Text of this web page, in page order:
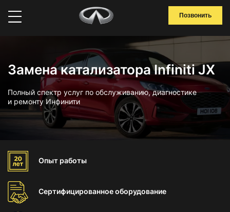
Позвонить
Замена катализатора Infiniti JX
Полный спектр услуг по обслуживанию, диагностике
и ремонту Инфинити
Опыт работы
Сертифицированноеоборудование